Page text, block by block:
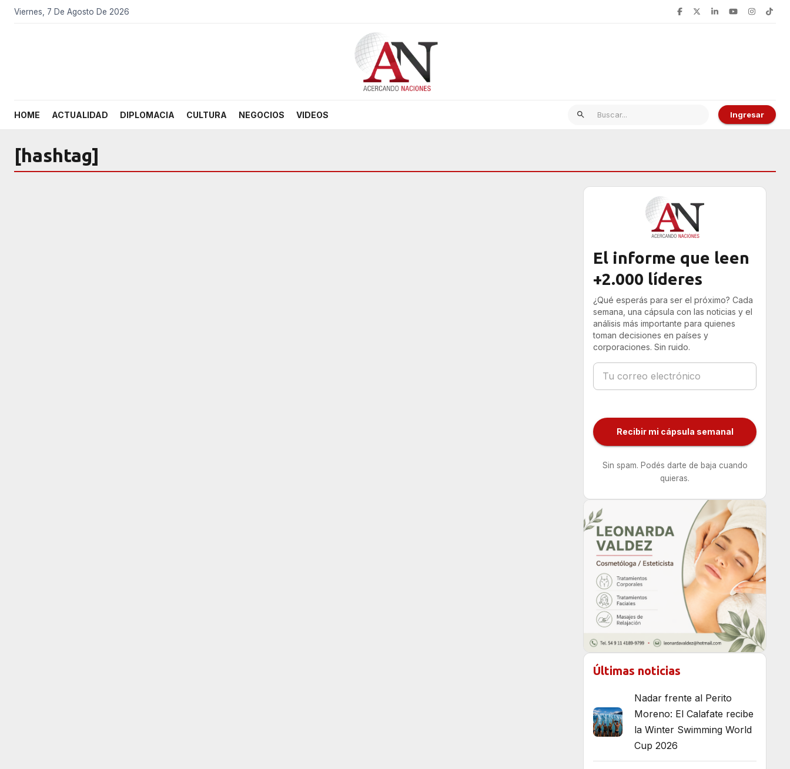
Viernes, 7 De Agosto De 2026
HOME ACTUALIDAD DIPLOMACIA CULTURA NEGOCIOS VIDEOS Ingresar
[hashtag]
El informe que leen
+2.000 líderes
¿Qué esperás para ser el próximo? Cada
semana, una cápsula con las noticias y el
análisis más importante para quienes
toman decisiones en países y
corporaciones. Sin ruido.
Recibir mi cápsula semanal
Sin spam. Podés darte de baja cuando
quieras.
Últimas noticias
Nadar frente al Perito
Moreno: El Calafate recibe
la Winter Swimming World
Cup 2026